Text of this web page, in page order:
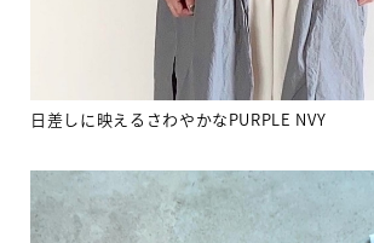
日差しに映えるさわやかなPURPLE NVY